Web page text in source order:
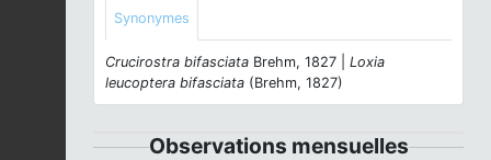
Synonymes
Crucirostra bifasciata Brehm, 1827 | Loxia
leucoptera bifasciata (Brehm, 1827)
Observations mensuelles